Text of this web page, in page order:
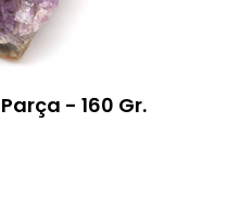
- 160 Gr.